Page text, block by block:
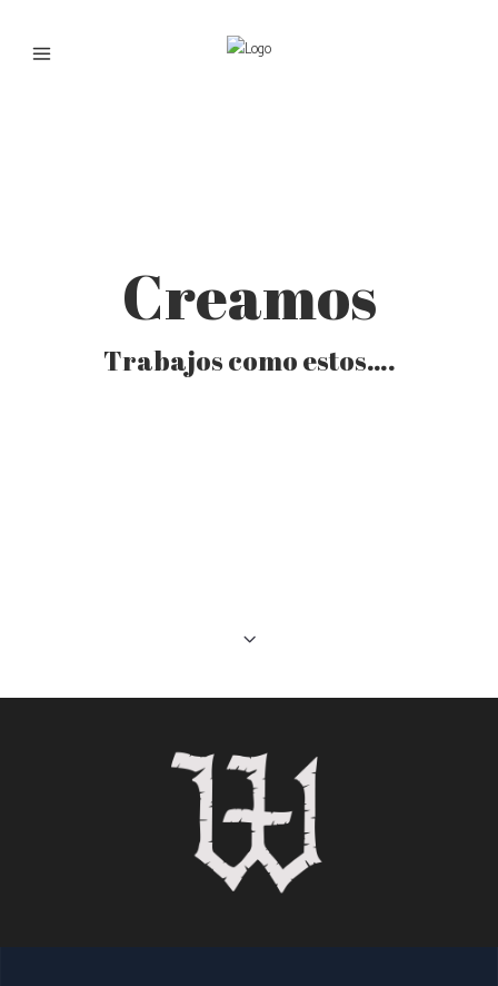
Creamos
Trabajos como estos….
Wyrd
Arte web